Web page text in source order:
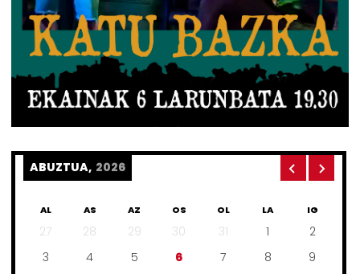
ABUZTUA, 2026
AL AS AZ OS OL LA IG
27 28 29 30 31 1
2
3
4 5 6 7 8
9